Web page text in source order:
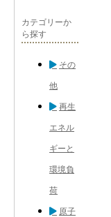
カテゴリーか
ら探す
その
他
再生
エネル
ギーと
環境負
荷
原子